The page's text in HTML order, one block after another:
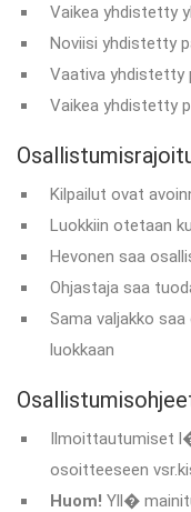
Vaikea yhdistetty
Noviisi yhdistetty
Vaativa yhdistetty
Vaikea yhdistetty
Kilpailut ovat
Luokkiin otetaan
Hevonen saa
Ohjastaja saa
Sama valjakko
luokkaan
Ilmoittautumiset
osoitteeseen
Huom! Yll�